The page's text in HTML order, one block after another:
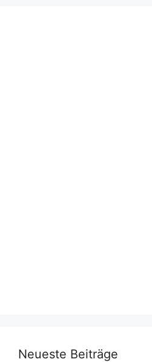
Neueste Beiträge